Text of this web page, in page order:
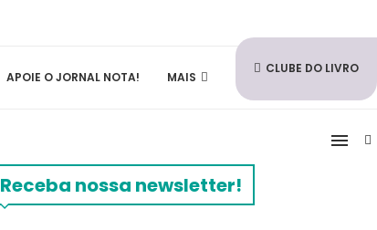
APOIE O JORNAL NOTA! MAIS
CLUBE DO LIVRO
Receba nossa newsletter!